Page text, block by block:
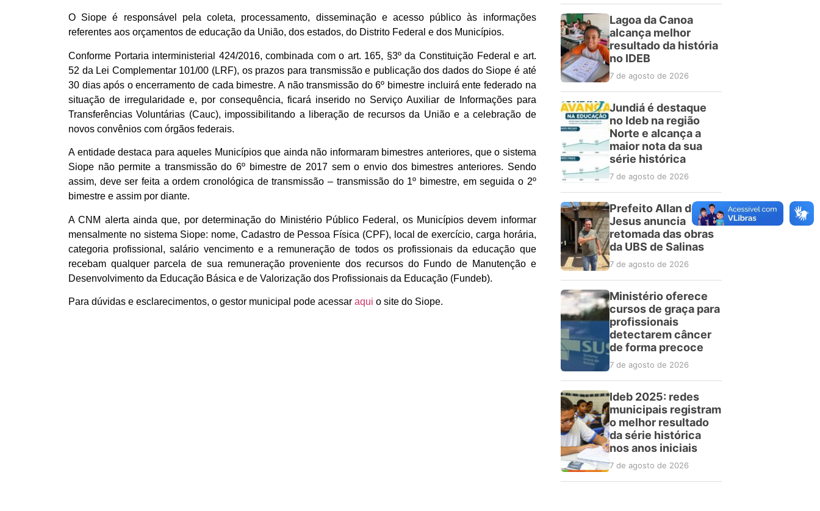
O Siope é responsável pela coleta, processamento, disseminação e acesso público às informações
referentes aos orçamentos de educação da União, dos estados, do Distrito Federal e dos Municípios.
Conforme Portaria interministerial 424/2016, combinada com o art. 165, §3º da Constituição Federal e art.
52 da Lei Complementar 101/00 (LRF), os prazos para transmissão e publicação dos dados do Siope é até
30 dias após o encerramento de cada bimestre. A não transmissão do 6º bimestre incluirá ente federado na
situação de irregularidade e, por consequência, ficará inserido no Serviço Auxiliar de Informações para
Transferências Voluntárias (Cauc), impossibilitando a liberação de recursos da União e a celebração de
novos convênios com órgãos federais.
A entidade destaca para aqueles Municípios que ainda não informaram bimestres anteriores, que o sistema
Siope não permite a transmissão do 6º bimestre de 2017 sem o envio dos bimestres anteriores. Sendo
assim, deve ser feita a ordem cronológica de transmissão – transmissão do 1º bimestre, em seguida o 2º
bimestre e assim por diante.
A CNM alerta ainda que, por determinação do Ministério Público Federal, os Municípios devem informar
mensalmente no sistema Siope: nome, Cadastro de Pessoa Física (CPF), local de exercício, carga horária,
categoria profissional, salário vencimento e a remuneração de todos os profissionais da educação que
recebam qualquer parcela de sua remuneração proveniente dos recursos do Fundo de Manutenção e
Desenvolvimento da Educação Básica e de Valorização dos Profissionais da Educação (Fundeb).
Para dúvidas e esclarecimentos, o gestor municipal pode acessar aqui o site do Siope.
Lagoa da Canoa
alcança melhor
resultado da história
no IDEB
7 de agosto de 2026
Jundiá é destaque
no Ideb na região
Norte e alcança a
maior nota da sua
série histórica
7 de agosto de 2026
Prefeito Allan de
Jesus anuncia
retomada das obras
da UBS de Salinas
7 de agosto de 2026
Ministério oferece
cursos de graça para
profissionais
detectarem câncer
de forma precoce
7 de agosto de 2026
Ideb 2025: redes
municipais registram
o melhor resultado
da série histórica
nos anos iniciais
7 de agosto de 2026